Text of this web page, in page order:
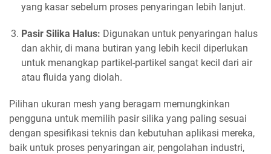
yang kasar sebelum proses penyaringan lebih lanjut.
Pasir Silika Halus: Digunakan untuk penyaringan halus
dan akhir, di mana butiran yang lebih kecil diperlukan
untuk menangkap partikel-partikel sangat kecil dari air
atau fluida yang diolah.
Pilihan ukuran mesh yang beragam memungkinkan
pengguna untuk memilih pasir silika yang paling sesuai
dengan spesifikasi teknis dan kebutuhan aplikasi mereka,
baik untuk proses penyaringan air, pengolahan industri,